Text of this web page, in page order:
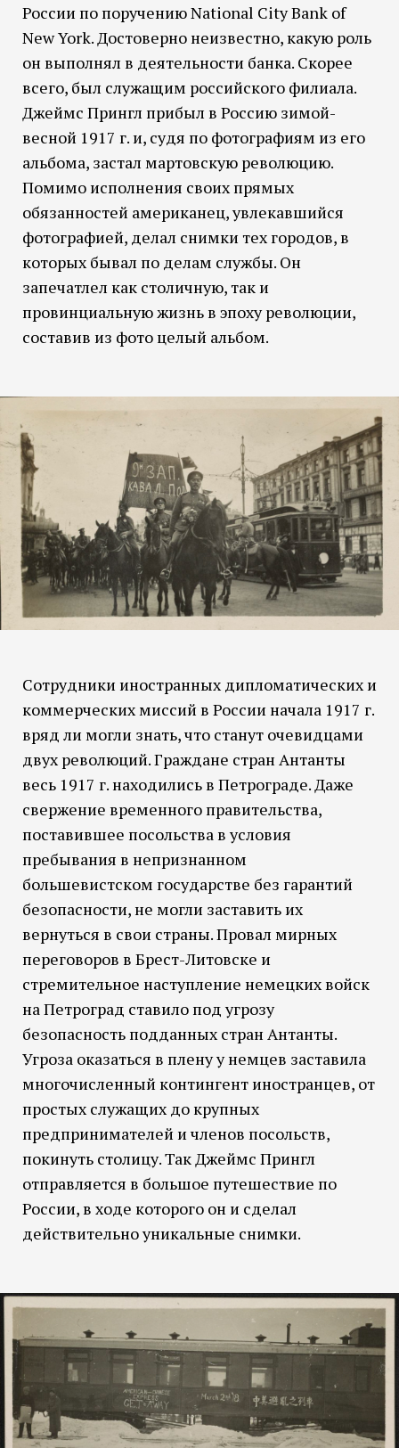
России по поручению National City Bank of
New York. Достоверно неизвестно, какую роль
он выполнял в деятельности банка. Скорее
всего, был служащим российского филиала.
Джеймс Прингл прибыл в Россию зимой-
весной 1917 г. и, судя по фотографиям из его
альбома, застал мартовскую революцию.
Помимо исполнения своих прямых
обязанностей американец, увлекавшийся
фотографией, делал снимки тех городов, в
которых бывал по делам службы. Он
запечатлел как столичную, так и
провинциальную жизнь в эпоху революции,
составив из фото целый альбом.
Сотрудники иностранных дипломатических и
коммерческих миссий в России начала 1917 г.
вряд ли могли знать, что станут очевидцами
двух революций. Граждане стран Антанты
весь 1917 г. находились в Петрограде. Даже
свержение временного правительства,
поставившее посольства в условия
пребывания в непризнанном
большевистском государстве без гарантий
безопасности, не могли заставить их
вернуться в свои страны. Провал мирных
переговоров в Брест-Литовске и
стремительное наступление немецких войск
на Петроград ставило под угрозу
безопасность подданных стран Антанты.
Угроза оказаться в плену у немцев заставила
многочисленный контингент иностранцев, от
простых служащих до крупных
предпринимателей и членов посольств,
покинуть столицу. Так Джеймс Прингл
отправляется в большое путешествие по
России, в ходе которого он и сделал
действительно уникальные снимки.